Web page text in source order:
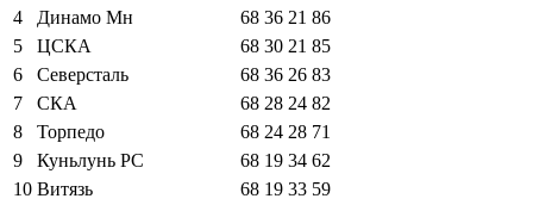
4
Динамо Мн 68 36 21 86
5
ЦСКА 68 30 21 85
6
Северсталь 68 36 26 83
7
СКА 68 28 24 82
8
Торпедо 68 24 28 71
9
Куньлунь РС 68 19 34 62
10 Витязь 68 19 33 59